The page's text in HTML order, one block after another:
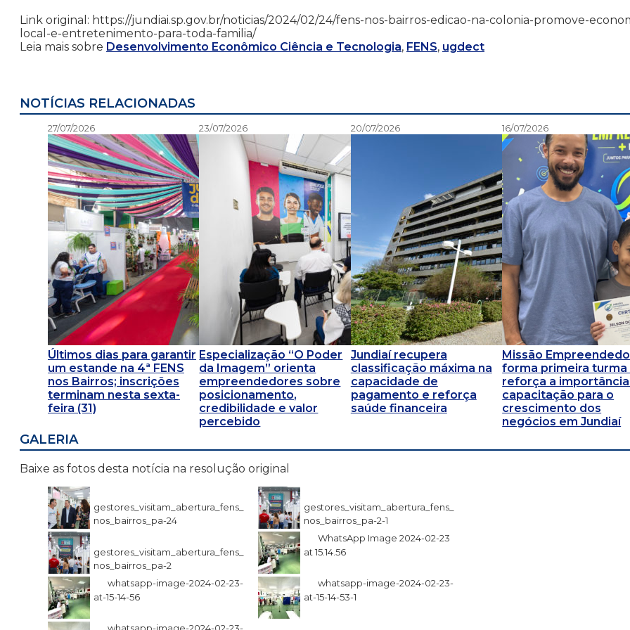
Link original: https://jundiai.sp.gov.br/noticias/2024/02/24/fens-nos-bairros-edicao-na-colonia-promove-
local-e-entretenimento-para-toda-familia/
Leia mais sobre Desenvolvimento Econômico Ciência e Tecnologia, FENS, ugdect
NOTÍCIAS RELACIONADAS
27/07/2026
Últimos dias para garantir
um estande na 4ª FENS
nos Bairros; inscrições
terminam nesta sexta-
feira (31)
23/07/2026
Especialização “O Poder
da Imagem” orienta
empreendedores sobre
posicionamento,
credibilidade e valor
percebido
20/07/2026
Jundiaí recupera
classificação máxima na
capacidade de
pagamento e reforça
saúde financeira
16/07/2026
Missão
forma primeira turma
reforça a
capacitação para o
crescimento dos
negócios em Jundiaí
GALERIA
Baixe as fotos desta notícia na resolução original
gestores_visitam_abertura_fens_
nos_bairros_pa-24
gestores_visitam_abertura_fens_
nos_bairros_pa-2-1
gestores_visitam_abertura_fens_
nos_bairros_pa-2
WhatsApp Image 2024-02-23
at 15.14.56
whatsapp-image-2024-02-23-
at-15-14-56
whatsapp-image-2024-02-23-
at-15-14-53-1
whatsapp-image-2024-02-23-